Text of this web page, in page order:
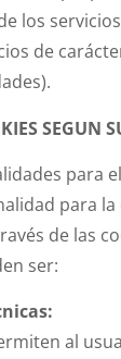
los
de
SEGUN
para
para
de las
ser:
al